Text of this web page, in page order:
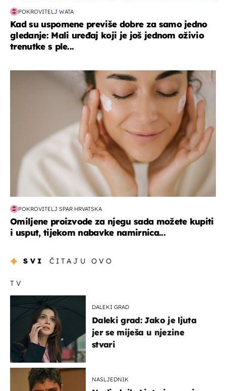
POKROVITELJ WATA
Kad su uspomene previše dobre za samo jedno
gledanje: Mali uređaj koji je još jednom oživio
trenutke s ple...
moda & ljepota
POKROVITELJ SPAR HRVATSKA
Omiljene proizvode za njegu sada možete kupiti
i usput, tijekom nabavke namirnica...
SVI ČITAJU OVO
TV
DALEKI GRAD
Daleki grad: Jako je ljuta
jer se miješa u njezine
stvari
NASLJEDNIK